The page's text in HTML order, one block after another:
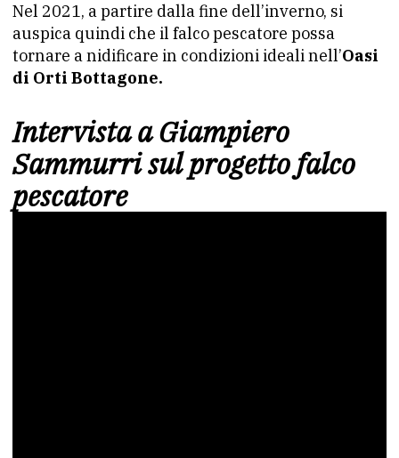
Nel 2021, a partire dalla fine dell’inverno, si
auspica quindi che il falco pescatore possa
tornare a nidificare in condizioni ideali nell’Oasi
di Orti Bottagone.
Intervista a Giampiero
Sammurri sul progetto falco
pescatore